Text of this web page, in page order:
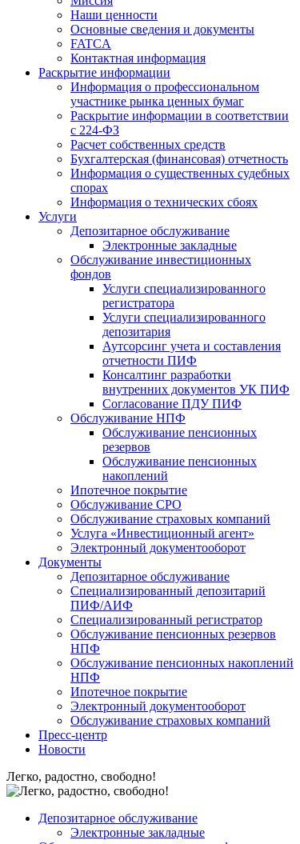
Наши ценности
Основные сведения и документы
FATCA
Контактная информация
Раскрытие информации
Информация о профессиональном
участнике рынка ценных бумаг
Раскрытие информации в соответствии
с 224-ФЗ
Расчет собственных средств
Бухгалтерская (финансовая) отчетность
Информация о существенных судебных
спорах
Информация о технических сбоях
Услуги
Депозитарное обслуживание
Электронные закладные
Обслуживание инвестиционных
фондов
Услуги специализированного
регистратора
Услуги специализированного
депозитария
Аутсорсинг учета и составления
отчетности ПИФ
Консалтинг разработки
внутренних документов УК ПИФ
Согласование ПДУ ПИФ
Обслуживание НПФ
Обслуживание пенсионных
резервов
Обслуживание пенсионных
накоплений
Ипотечное покрытие
Обслуживание СРО
Обслуживание страховых компаний
Услуга «Инвестиционный агент»
Электронный документооборот
Документы
Депозитарное обслуживание
Специализированный депозитарий
ПИФ/АИФ
Специализированный регистратор
Обслуживание пенсионных резервов
НПФ
Обслуживание пенсионных накоплений
НПФ
Ипотечное покрытие
Электронный документооборот
Обслуживание страховых компаний
Пресс-центр
Новости
Легко, радостно, свободно!
Депозитарное обслуживание
Электронные закладные